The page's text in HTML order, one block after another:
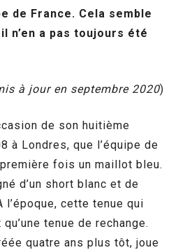
de France. Cela semble
n’en a pas toujours été
à jour en septembre 2020)
de son huitième
à Londres, que l’équipe de
fois un maillot bleu.
d’un short blanc et de
cette tenue qui
tenue de rechange.
quatre ans plus tôt, joue